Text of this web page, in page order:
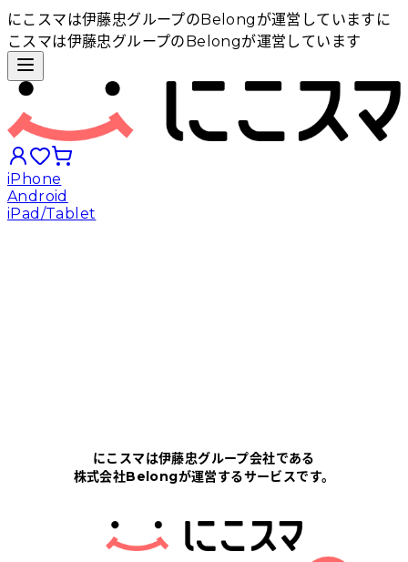
にこスマは伊藤忠グループのBelongが運営しています に
こスマは伊藤忠グループのBelongが運営しています
iPhone
Android
iPad/Tablet
にこスマについて
サポートセンター
にこスマは伊藤忠グループ会社である
株式会社Belongが運営するサービスです。